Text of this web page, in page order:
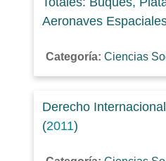
Aeronaves
Categoría: Ciencias
Derecho
(2011)